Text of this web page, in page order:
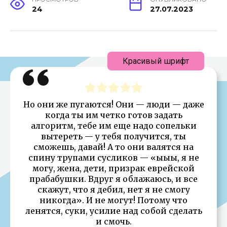
24 27.07.2023
Но они же пугаются! Они — люди — даже
когда ты им четко готов задать
алгоритм, тебе им еще надо сопельки
вытереть — у тебя получится, ты
сможешь, давай! А то они валятся на
спину трупами сусликов — «ыыы, я не
могу, жена, дети, призрак еврейской
прабабушки. Вдруг я облажаюсь, и все
скажут, что я дебил, нет я не смогу
никогда». И не могут! Потому что
ленятся, суки, усилие над собой сделать
и смочь.
Красивый шрифт